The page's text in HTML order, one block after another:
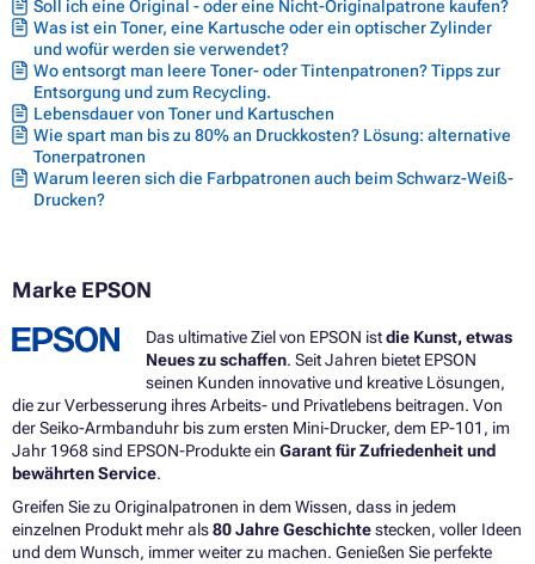
Druckerpatronen EPSON L3100CIS
Druckerpatronen EPSON L3100MEAF
Druckerpatronen EPSON L3101CIS
Druckerpatronen EPSON L3110
Druckerpatronen EPSON L3110 SERIES
Druckerpatronen EPSON L3110CIS
Druckerpatronen EPSON L3110MEAF
Druckerpatronen EPSON L3111
Soll ich eine Original - oder eine Nicht-Originalpatrone kaufen?
Was ist ein Toner, eine Kartusche oder ein optischer Zylinder
und wofür werden sie verwendet?
Wo entsorgt man leere Toner- oder Tintenpatronen? Tipps zur
Entsorgung und zum Recycling.
Lebensdauer von Toner und Kartuschen
Wie spart man bis zu 80% an Druckkosten? Lösung: alternative
Tonerpatronen
Warum leeren sich die Farbpatronen auch beim Schwarz-Weiß-
Drucken?
Marke EPSON
Das ultimative Ziel von EPSON istdie Kunst, etwas
Neues zu schaffen. Seit Jahren bietet EPSON
seinen Kunden innovative und kreative Lösungen,
die zur Verbesserung ihres Arbeits- und Privatlebens beitragen. Von
der Seiko-Armbanduhr bis zum ersten Mini-Drucker, dem EP-101, im
Jahr 1968 sind EPSON-Produkte ein Garant für Zufriedenheit und
bewährten Service.
Greifen Sie zu Originalpatronen in dem Wissen, dass in jedem
einzelnen Produkt mehr als80 Jahre Geschichtestecken, voller Ideen
und dem Wunsch, immer weiter zu machen. Genießen Sie perfekte